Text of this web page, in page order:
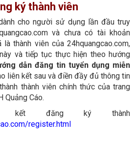
ký thành viên
cho người sử dụng lần đầu truy
và chưa có tài khoản
thành viên của 24hquangcao.com,
và tiếp tục thực hiện theo hướng
dẫn đăng tin tuyển dụng miễn
liên kết sau và điền đầy đủ thông tin
thành viên chính thức của trang
Quảng Cáo.
đăng ký thành
register.html